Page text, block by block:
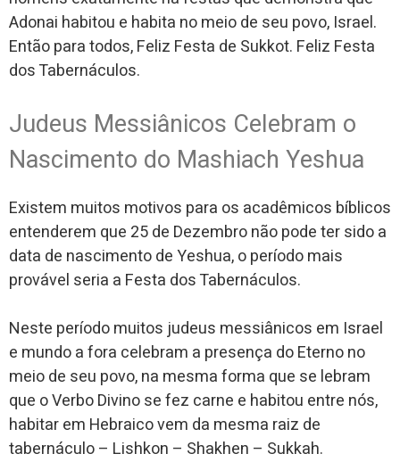
Adonai habitou e habita no meio de seu povo, Israel.
Então para todos, Feliz Festa de Sukkot. Feliz Festa
dos Tabernáculos.
Judeus Messiânicos Celebram o
Nascimento do Mashiach Yeshua
Existem muitos motivos para os acadêmicos bíblicos
entenderem que 25 de Dezembro não pode ter sido a
data de nascimento de Yeshua, o período mais
provável seria a Festa dos Tabernáculos.
Neste período muitos judeus messiânicos em Israel
e mundo a fora celebram a presença do Eterno no
meio de seu povo, na mesma forma que se lebram
que o Verbo Divino se fez carne e habitou entre nós,
habitar em Hebraico vem da mesma raiz de
tabernáculo – Lishkon – Shakhen – Sukkah.